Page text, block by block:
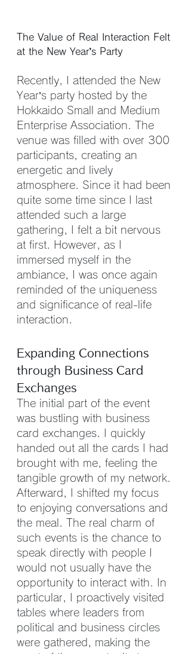
The Value of Real Interaction Felt
at the New Year’s Party
Recently, I attended the New
Year’s party hosted by the
Hokkaido Small and Medium
Enterprise Association. The
venue was filled with over 300
participants, creating an
energetic and lively
atmosphere. Since it had been
quite some time since I last
attended such a large
gathering, I felt a bit nervous
at first. However, as I
immersed myself in the
ambiance, I was once again
reminded of the uniqueness
and significance of real-life
interaction.
Expanding Connections
through Business Card
Exchanges
The initial part of the event
was bustling with business
card exchanges. I quickly
handed out all the cards I had
brought with me, feeling the
tangible growth of my network.
Afterward, I shifted my focus
to enjoying conversations and
the meal. The real charm of
such events is the chance to
speak directly with people I
would not usually have the
opportunity to interact with. In
particular, I proactively visited
tables where leaders from
political and business circles
were gathered, making the